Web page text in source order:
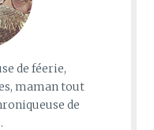
de féerie,
maman tout
de